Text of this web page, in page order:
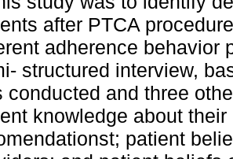
after PTCA
adherence behavior
structured interview,
conducted and three
knowledge about
patient